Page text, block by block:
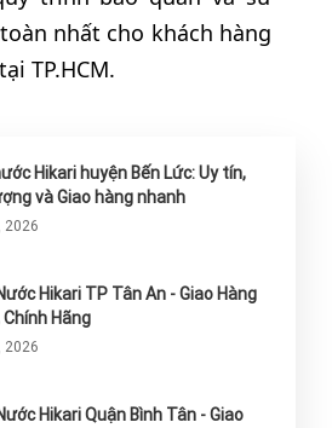
nhất cho khách hàng
TP.HCM.
Hikari huyện Bến Lức: Uy tín,
và Giao hàng nhanh
2026
Hikari TP Tân An - Giao Hàng
Chính Hãng
2026
Hikari Quận Bình Tân - Giao